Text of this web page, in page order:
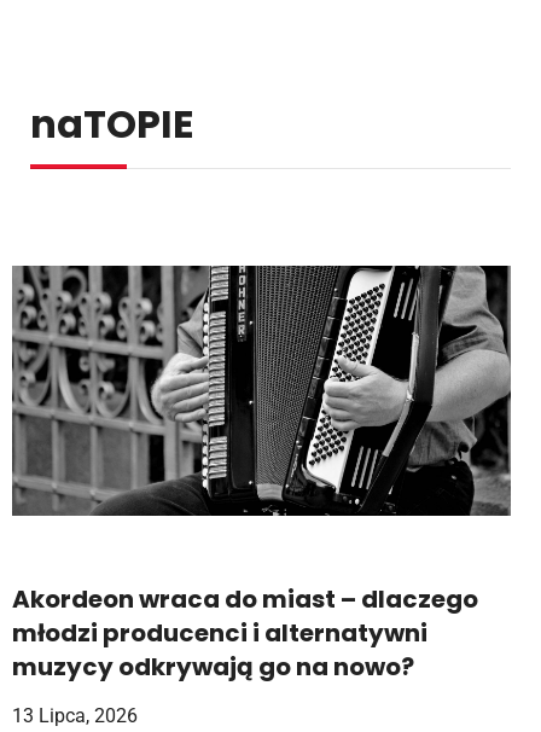
naTOPIE
Akordeon wraca do miast – dlaczego
młodzi producenci i alternatywni
muzycy odkrywają go na nowo?
13 Lipca, 2026